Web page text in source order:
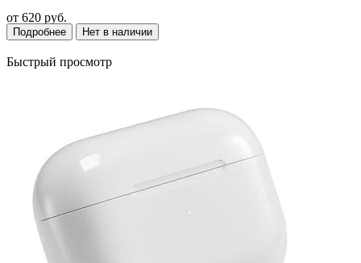
от 620 руб.
Подробнее Нет в наличии
Быстрый просмотр